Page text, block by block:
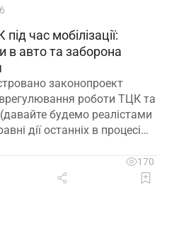
час мобілізації:
в авто та заборона
законопроект
роботи ТЦК та
будемо реалістами
дії останніх в процесі
170